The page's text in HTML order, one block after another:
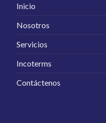
Inicio
Nosotros
Servicios
Incoterms
Contáctenos